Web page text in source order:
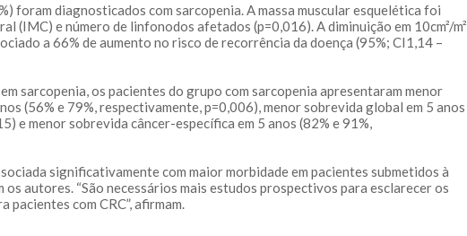
foram diagnosticados com sarcopenia. A massa muscular esquelética foi
(IMC) e número de linfonodos afetados (p=0,016). A diminuição em 10cm²/m²
a 66% de aumento no risco de recorrência da doença (95%; CI1,14 –
sarcopenia, os pacientes do grupo com sarcopenia apresentaram menor
(56% e 79%, respectivamente, p=0,006), menor sobrevida global em 5 anos
e menor sobrevida câncer-específica em 5 anos (82% e 91%,
significativamente com maior morbidade em pacientes submetidos à
os autores. “São necessários mais estudos prospectivos para esclarecer os
com CRC”, afirmam.